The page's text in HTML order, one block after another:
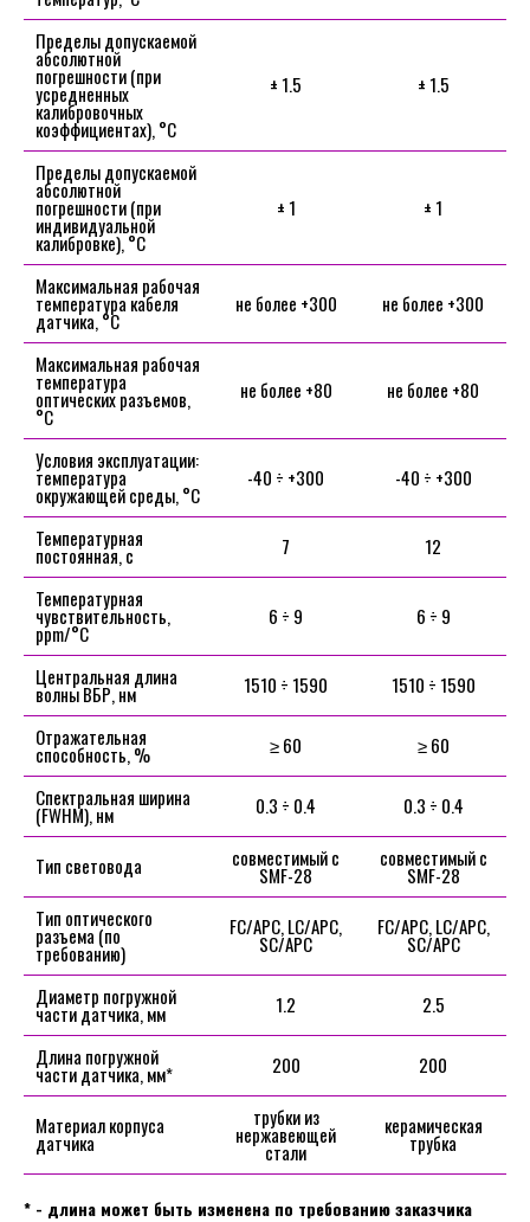
Пределы допускаемой
абсолютной
погрешности (при
усредненных
калибровочных
коэффициентах), °C
± 1.5 ± 1.5
Пределы допускаемой
абсолютной
погрешности (при
индивидуальной
калибровке), °C
± 1 ± 1
Максимальная рабочая
температура кабеля
датчика, °C
не более +300 не более +300
Максимальная рабочая
температура
оптических разъемов,
°C
не более +80 не более +80
Условия эксплуатации:
температура
окружающей среды, °С
-40 ÷ +300 -40 ÷ +300
Температурная
постоянная, с 7
12
Температурная
чувствительность,
ppm/°C
6 ÷ 9 6 ÷ 9
Центральная длина
волны ВБР, нм 1510 ÷ 1590
1510 ÷ 1590
Отражательная
способность, % ≥ 60
≥ 60
Спектральная ширина
(FWHM), нм 0.3 ÷ 0.4 0.3 ÷ 0.4
Тип световода совместимый с
SMF-28
совместимый с
SMF-28
Тип оптического
разъема (по
требованию)
FC/APC, LC/APC,
SC/APC
FC/APC, LC/APC,
SC/APC
Диаметр погружной
части датчика, мм 1.2
2.5
Длина погружной
части датчика, мм* 200 200
Материал корпуса
датчика
трубки из
нержавеющей
стали
керамическая
трубка
* - длина может быть изменена по требованию заказчика